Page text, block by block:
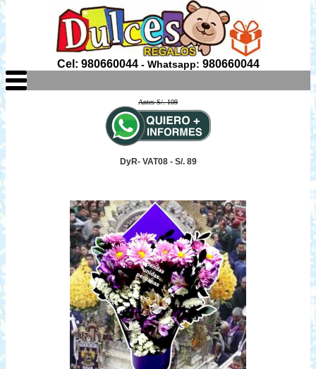
Cel: 980660044- Whatsapp: 980660044
Antes S/. 109
DyR- VAT08 - S/. 89